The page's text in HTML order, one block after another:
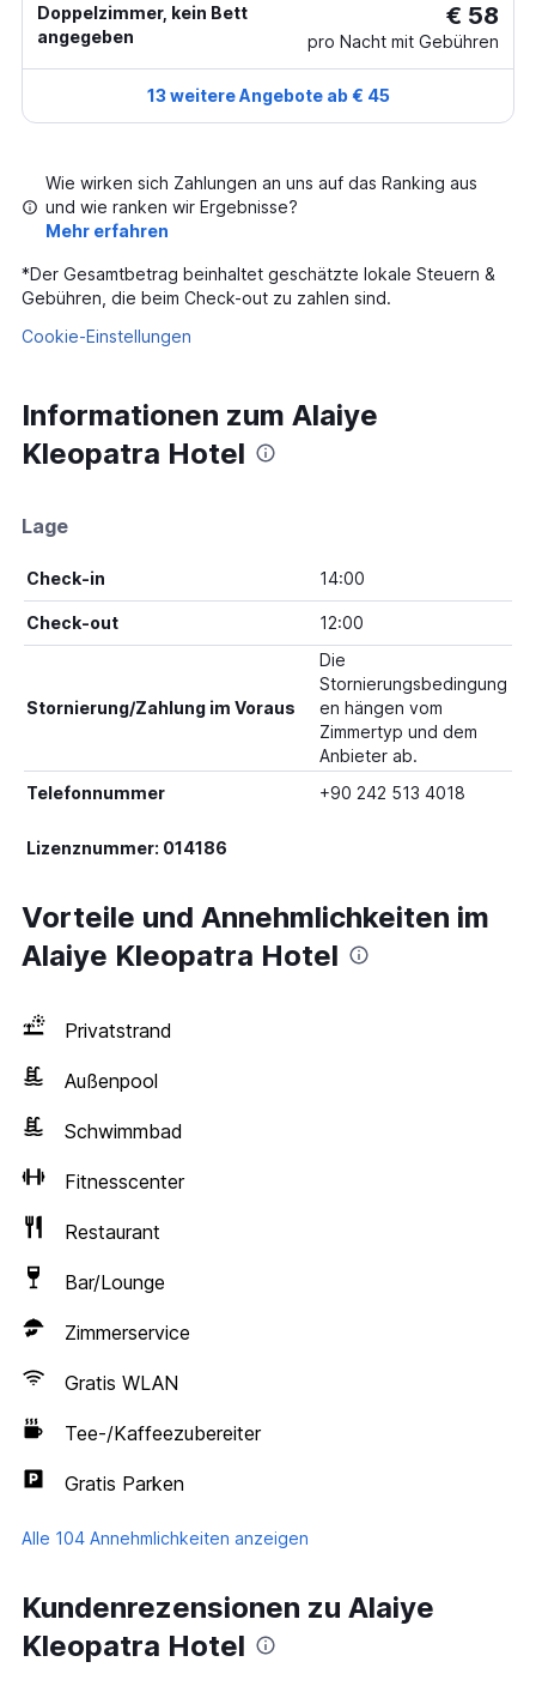
Doppelzimmer, kein Bett
angegeben
€ 58
pro Nacht mit Gebühren
13 weitere Angebote ab € 45
Wie wirken sich Zahlungen an uns auf das Ranking aus
und wie ranken wir Ergebnisse?
Mehr erfahren
*Der Gesamtbetrag beinhaltet geschätzte lokale Steuern &
Gebühren, die beim Check-out zu zahlen sind.
Cookie-Einstellungen
Informationen zum Alaiye
Kleopatra Hotel
Lage
Check-in 14:00
Check-out 12:00
Stornierung/Zahlung im Voraus
Die
Stornierungsbedingung
en hängen vom
Zimmertyp und dem
Anbieter ab.
Telefonnummer
+90 242 513 4018
Lizenznummer: 014186
Vorteile und Annehmlichkeiten im
Alaiye Kleopatra Hotel
Privatstrand
Außenpool
Schwimmbad
Fitnesscenter
Restaurant
Bar/Lounge
Zimmerservice
Gratis WLAN
Tee-/Kaffeezubereiter
Gratis Parken
Alle 104 Annehmlichkeiten anzeigen
Kundenrezensionen zu Alaiye
Kleopatra Hotel